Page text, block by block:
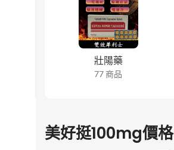
壯陽藥
77 商品
美好挺100mg價格